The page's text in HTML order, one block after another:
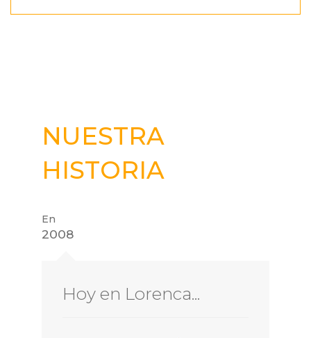
NUESTRA
HISTORIA
En
2008
Hoy en Lorenca...